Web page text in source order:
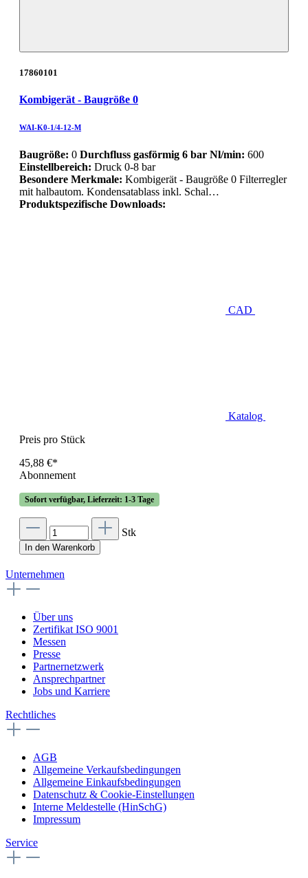
17860101
Kombigerät - Baugröße 0
WAI-K0-1/4-12-M
Baugröße: 0 Durchfluss gasförmig 6 bar Nl/min: 600
Einstellbereich: Druck 0-8 bar
Besondere Merkmale: Kombigerät - Baugröße 0 Filterregler
mit halbautom. Kondensatablass inkl. Schal…
Produktspezifische Downloads:
CAD
Katalog
Preis pro Stück
45,88 €*
Abonnement
Sofort verfügbar, Lieferzeit: 1-3 Tage
Stk
In den Warenkorb
Unternehmen
Über uns
Zertifikat ISO 9001
Messen
Presse
Partnernetzwerk
Ansprechpartner
Jobs und Karriere
Rechtliches
AGB
Allgemeine Verkaufsbedingungen
Allgemeine Einkaufsbedingungen
Datenschutz & Cookie-Einstellungen
Interne Meldestelle (HinSchG)
Impressum
Service